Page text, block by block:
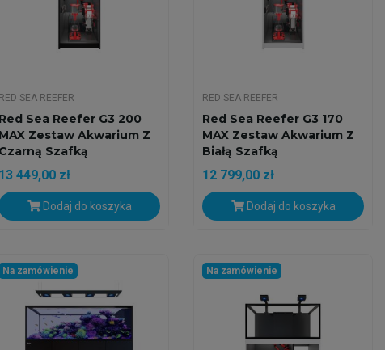
RED SEA REEFER
Red Sea Reefer G3 200
MAX Zestaw Akwarium Z
Czarną Szafką
13 449,00 zł
Dodaj do koszyka
RED SEA REEFER
Red Sea Reefer G3 170
MAX Zestaw Akwarium Z
Białą Szafką
12 799,00 zł
Dodaj do koszyka
Na zamówienie Na zamówienie